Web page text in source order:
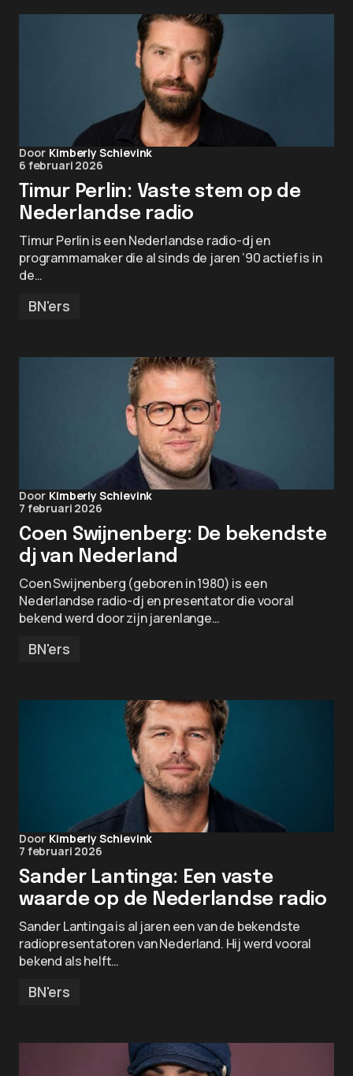
Door Kimberly Schievink
6 februari 2026
Timur Perlin: Vaste stem op de
Nederlandse radio
Timur Perlin is een Nederlandse radio-dj en
programmamaker die al sinds de jaren ’90 actief is in
de…
BN'ers
Door Kimberly Schievink
7 februari 2026
Coen Swijnenberg: De bekendste
dj van Nederland
Coen Swijnenberg (geboren in 1980) is een
Nederlandse radio-dj en presentator die vooral
bekend werd door zijn jarenlange…
BN'ers
Door Kimberly Schievink
7 februari 2026
Sander Lantinga: Een vaste
waarde op de Nederlandse radio
Sander Lantinga is al jaren een van de bekendste
radiopresentatoren van Nederland. Hij werd vooral
bekend als helft…
BN'ers